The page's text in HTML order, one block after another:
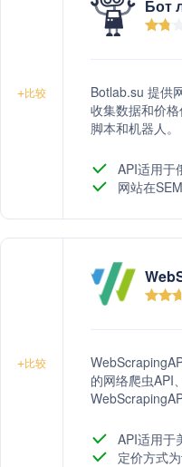
+比较
Бот
Botlab.su 提供
收集数据和价
脚本和机器人。
API适用于
网站在
+比较
的网络爬虫API
业的数据驱动
富500强企业。
API适用于
定价方式